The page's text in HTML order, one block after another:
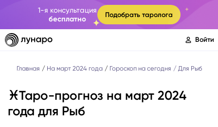
1-я консультация
бесплатно
Подобрать таролога
Войти
Главная На март 2024 года Гороскоп на сегодня Для Рыб
♓️Таро-прогноз на март 2024
года для Рыб